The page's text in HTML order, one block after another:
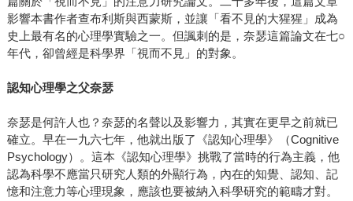
影響本書作者查布利斯與西蒙斯，並讓「看不見的大猩猩」成為
史上最有名的心理學實驗之一。但諷刺的是，奈瑟這篇論文在七○
年代，卻曾經是科學界「視而不見」的對象。
認知心理學之父奈瑟
奈瑟是何許人也？奈瑟的名聲以及影響力，其實在更早之前就已
確立。早在一九六七年，他就出版了《認知心理學》（Cognitive
Psychology）。這本《認知心理學》挑戰了當時的行為主義，他
認為科學不應當只研究人類的外顯行為，內在的知覺、認知、記
憶和注意力等心理現象，應該也要被納入科學研究的範疇才對。